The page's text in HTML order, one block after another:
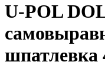
U-POL
шпатлевка